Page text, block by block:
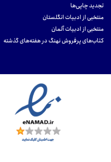
تجدید چاپی‌ها
منتخبی از ادبیات انگلستان
منتخبی از ادبیات آلمان
کتاب‌های پرفروش نهنگ در هفته‌های گذشته